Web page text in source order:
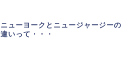
ニューヨークとニュージャージーの
違いって・・・